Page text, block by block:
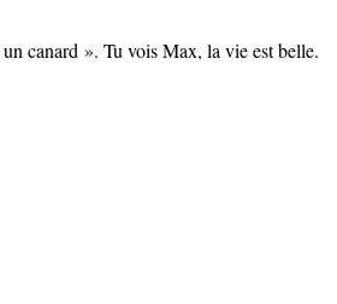
canard ». Tu vois Max, la vie est belle.